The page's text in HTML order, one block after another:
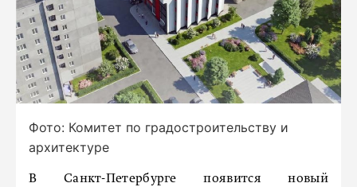
Фото: Комитет по градостроительству и
архитектуре
В Санкт-Петербурге появится новый